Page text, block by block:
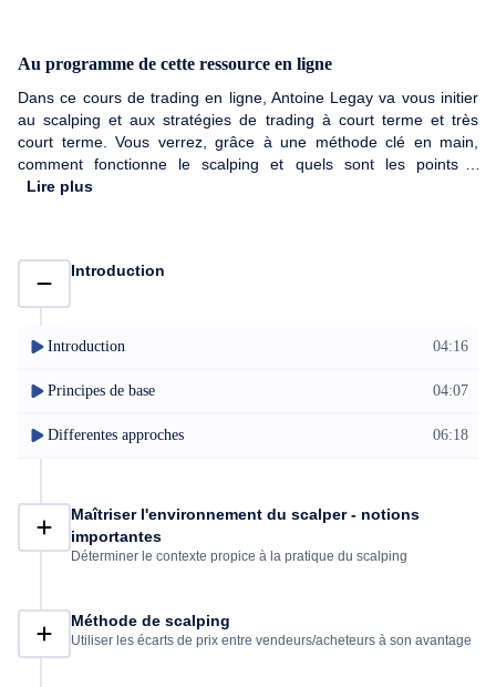
Au programme de cette ressource en ligne
Dans ce cours de trading en ligne, Antoine Legay va vous initier
au scalping et aux stratégies de trading à court terme et très
court terme. Vous verrez, grâce à une méthode clé en main,
comment fonctionne le scalping et quels sont les points a
maîtriser avant de se lancer.
Lire plus
Introduction
Introduction 04:16
Principes de base 04:07
Differentes approches 06:18
Maîtriser l'environnement du scalper - notions
importantes
Déterminer le contexte propice à la pratique du scalping
Méthode de scalping
Utiliser les écarts de prix entre vendeurs/acheteurs à son avantage